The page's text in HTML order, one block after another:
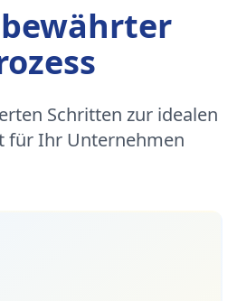
Schritten zur idealen
für Ihr Unternehmen